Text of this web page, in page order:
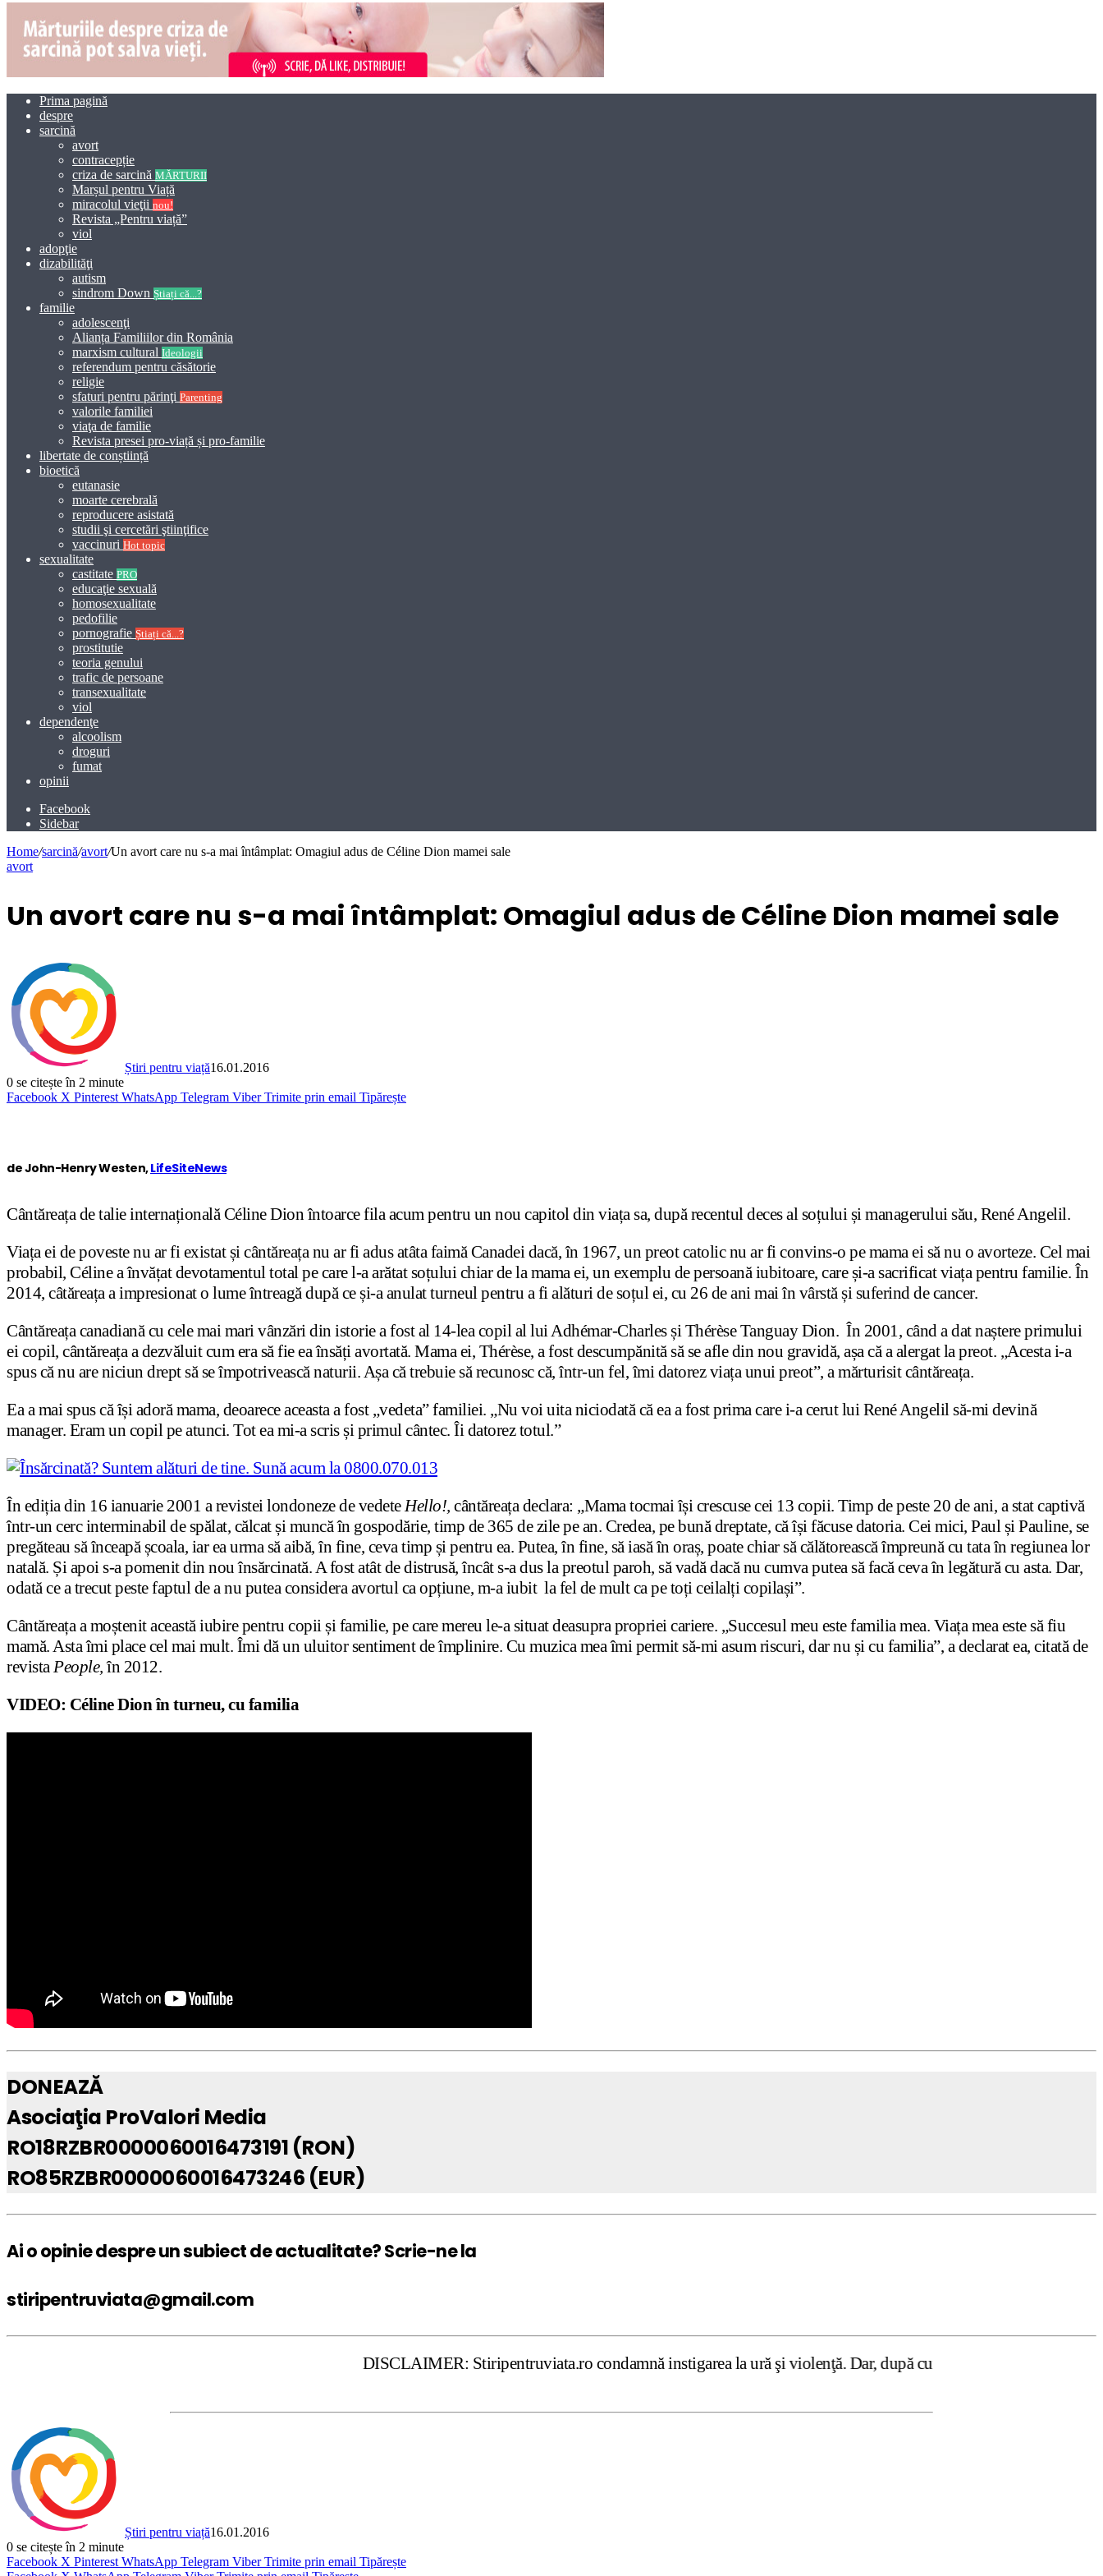
Prima pagină
despre
sarcină
avort
contracepție
criza de sarcină MĂRTURII
Marșul pentru Viață
miracolul vieţii nou!
Revista „Pentru viață”
viol
adopţie
dizabilităţi
autism
sindrom Down Știați că...?
familie
adolescenţi
Alianța Familiilor din România
marxism cultural Ideologii
referendum pentru căsătorie
religie
sfaturi pentru părinţi Parenting
valorile familiei
viaţa de familie
Revista presei pro-viață și pro-familie
libertate de conștiință
bioetică
eutanasie
moarte cerebrală
reproducere asistată
studii şi cercetări ştiinţifice
vaccinuri Hot topic
sexualitate
castitate PRO
educaţie sexuală
homosexualitate
pedofilie
pornografie Știați că...?
prostitutie
teoria genului
trafic de persoane
transexualitate
viol
dependenţe
alcoolism
droguri
fumat
opinii
Facebook
Sidebar
Home/sarcină/avort/Un avort care nu s-a mai întâmplat: Omagiul adus de Céline Dion mamei sale
avort
Un avort care nu s-a mai întâmplat: Omagiul adus de Céline Dion mamei sale
Știri pentru viață16.01.2016
0 se citește în 2 minute
Facebook X Pinterest WhatsApp Telegram Viber Trimite prin email Tipărește
de John-Henry Westen,LifeSiteNews
Cântăreața de talie internațională Céline Dion întoarce fila acum pentru un nou capitol din viața sa, după recentul deces al soțului și managerului său, René Angelil.
Viața ei de poveste nu ar fi existat și cântăreața nu ar fi adus atâta faimă Canadei dacă, în 1967, un preot catolic nu ar fi convins-o pe mama ei să nu o avorteze. Cel mai
probabil, Céline a învățat devotamentul total pe care l-a arătat soțului chiar de la mama ei, un exemplu de persoană iubitoare, care și-a sacrificat viața pentru familie. În
2014, câtăreața a impresionat o lume întreagă după ce și-a anulat turneul pentru a fi alături de soțul ei, cu 26 de ani mai în vârstă și suferind de cancer.
Cântăreața canadiană cu cele mai mari vânzări din istorie a fost al 14-lea copil al lui Adhémar-Charles și Thérèse Tanguay Dion. În 2001, când a dat naștere primului
ei copil, cântăreața a dezvăluit cum era să fie ea însăți avortată. Mama ei, Thérèse, a fost descumpănită să se afle din nou gravidă, așa că a alergat la preot. „Acesta i-a
spus că nu are niciun drept să se împotrivească naturii. Așa că trebuie să recunosc că, într-un fel, îmi datorez viața unui preot”, a mărturisit cântăreața.
Ea a mai spus că își adoră mama, deoarece aceasta a fost „vedeta” familiei. „Nu voi uita niciodată că ea a fost prima care i-a cerut lui René Angelil să-mi devină
manager. Eram un copil pe atunci. Tot ea mi-a scris și primul cântec. Îi datorez totul.”
În ediția din 16 ianuarie 2001 a revistei londoneze de vedete Hello!, cântăreața declara: „Mama tocmai își crescuse cei 13 copii. Timp de peste 20 de ani, a stat captivă
într-un cerc interminabil de spălat, călcat și muncă în gospodărie, timp de 365 de zile pe an. Credea, pe bună dreptate, că își făcuse datoria. Cei mici, Paul și Pauline, se
pregăteau să înceapă școala, iar ea urma să aibă, în fine, ceva timp și pentru ea. Putea, în fine, să iasă în oraș, poate chiar să călătorească împreună cu tata în regiunea lor
natală. Și apoi s-a pomenit din nou însărcinată. A fost atât de distrusă, încât s-a dus la preotul paroh, să vadă dacă nu cumva putea să facă ceva în legătură cu asta. Dar,
odată ce a trecut peste faptul de a nu putea considera avortul ca opțiune, m-a iubit la fel de mult ca pe toți ceilalți copilași”.
Cântăreața a moștenit această iubire pentru copii și familie, pe care mereu le-a situat deasupra propriei cariere. „Succesul meu este familia mea. Viața mea este să fiu
mamă. Asta îmi place cel mai mult. Îmi dă un uluitor sentiment de împlinire. Cu muzica mea îmi permit să-mi asum riscuri, dar nu și cu familia”, a declarat ea, citată de
revista People,în 2012.
VIDEO: Céline Dion în turneu, cu familia
DONEAZĂ
Asociaţia ProValori Media
RO18RZBR0000060016473191 (RON)
RO85RZBR0000060016473246 (EUR)
Ai o opinie despre un subiect de actualitate? Scrie-ne la
stiripentruviata@gmail.com
DISCLAIMER: Stiripentruviata.ro condamnă instigarea la ură şi violenţă. Dar, după cum confirmă şi CEDO în cazul
Știri pentru viață16.01.2016
0 se citește în 2 minute
Facebook X Pinterest WhatsApp Telegram Viber Trimite prin email Tipărește